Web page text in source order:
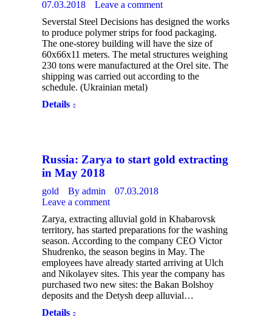
07.03.2018
Leave a comment
Severstal Steel Decisions has designed the works
to produce polymer strips for food packaging.
The one-storey building will have the size of
60x66x11 meters. The metal structures weighing
230 tons were manufactured at the Orel site. The
shipping was carried out according to the
schedule. (Ukrainian metal)
Details
Russia: Zarya to start gold extracting
in May 2018
gold By admin
07.03.2018
Leave a comment
Zarya, extracting alluvial gold in Khabarovsk
territory, has started preparations for the washing
season. According to the company CEO Victor
Shudrenko, the season begins in May. The
employees have already started arriving at Ulch
and Nikolayev sites. This year the company has
purchased two new sites: the Bakan Bolshoy
deposits and the Detysh deep alluvial…
Details